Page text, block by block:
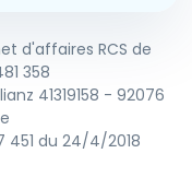
d'affaires RCS de
358
41319158 - 92076
451 du 24/4/2018